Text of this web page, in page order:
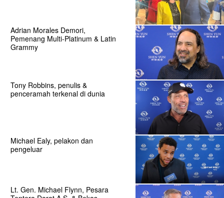
Adrian Morales Demori,
Pemenang Multi-Platinum & Latin
Grammy
Tony Robbins, penulis &
penceramah terkenal di dunia
Michael Ealy, pelakon dan
pengeluar
Lt. Gen. Michael Flynn, Pesara